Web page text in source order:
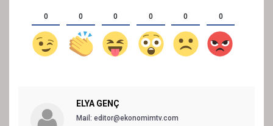
0 0 0 0 0 0
ELYA GENÇ
Mail: editor@ekonomimtv.com